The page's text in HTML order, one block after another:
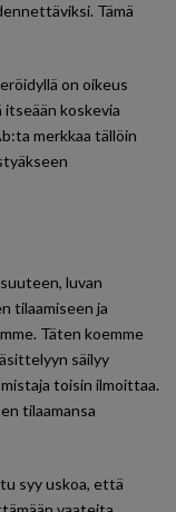
Tämä
on oikeus
koskevia
merkkaa tällöin
luvan
tilaamiseen ja
Täten koemme
säilyy
toisin ilmoittaa.
tilaamansa
syy uskoa, että